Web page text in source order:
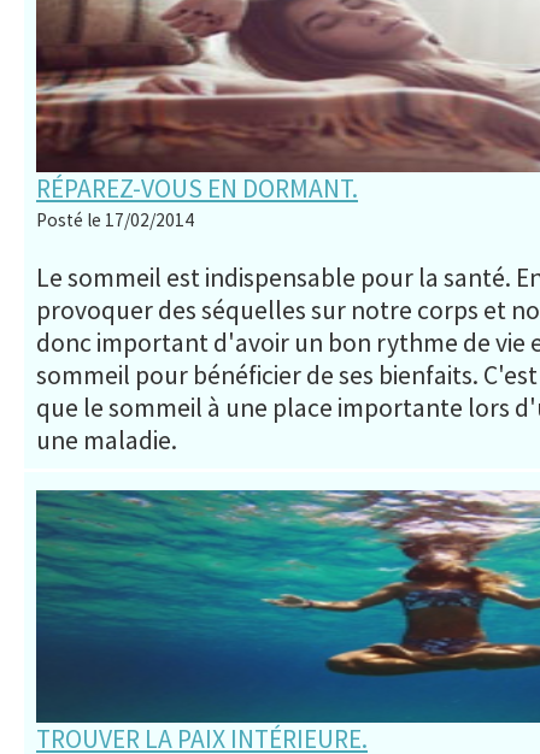
RÉPAREZ-VOUS EN DORMANT.
Posté le 17/02/2014
Le sommeil est indispensable pour la santé.
provoquer des séquelles sur notre corps et
donc important d'avoir un bon rythme de vie
sommeil pour bénéficier de ses bienfaits.
que le sommeil à une place importante lors
une maladie.
TROUVER LA PAIX INTÉRIEURE.